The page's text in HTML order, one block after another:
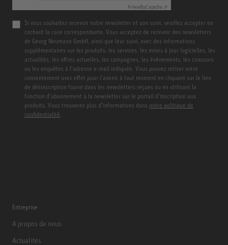
FriendlyCaptcha ⇗
Si vous souhaitez recevoir notre newsletter et son suivi, veuillez accepter en
cochant la case correspondante. Vous acceptez de recevoir des newsletters
de Georg Neumann GmbH, ainsi que leur suivi, avec des informations
supplémentaires sur les produits, les services, les mises à jour logicielles, les
actualités, les offres actuelles, les campagnes, les événements, les concours
ou les enquêtes à l’adresse e-mail indiquée. Vous pouvez retirer votre
consentement avec effet pour l’avenir à tout moment en cliquant sur le lien
de désinscription fourni dans les newsletters reçues ou en utilisant la
fonction d’abonnement à la newsletter sur le portail d’inscription aux
produits. Vous trouverez plus d’informations dans notre politique de
confidentialité
Entreprise
A propos de nous
Actualités